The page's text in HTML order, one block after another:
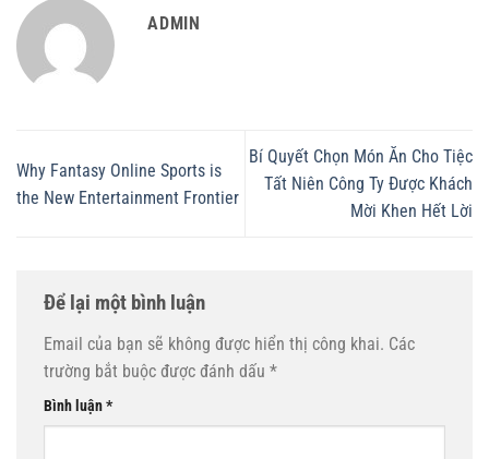
ADMIN
Why Fantasy Online Sports is
the New Entertainment Frontier
Bí Quyết Chọn Món Ăn Cho Tiệc
Tất Niên Công Ty Được Khách
Mời Khen Hết Lời
Để lại một bình luận
Email của bạn sẽ không được hiển thị công khai. Các
trường bắt buộc được đánh dấu *
Bình luận*